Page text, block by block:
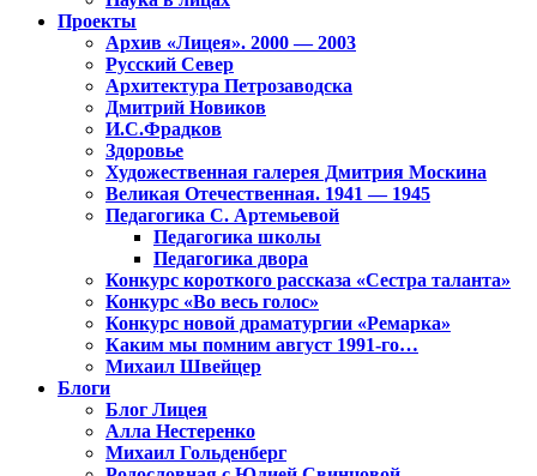
Проекты
Архив «Лицея». 2000 — 2003
Русский Север
Архитектура Петрозаводска
Дмитрий Новиков
И.С.Фрадков
Здоровье
Художественная галерея Дмитрия Москина
Великая Отечественная. 1941 — 1945
Педагогика С. Артемьевой
Педагогика школы
Педагогика двора
Конкурс короткого рассказа «Сестра таланта»
Конкурс «Во весь голос»
Конкурс новой драматургии «Ремарка»
Каким мы помним август 1991-го…
Михаил Швейцер
Блоги
Блог Лицея
Алла Нестеренко
Михаил Гольденберг